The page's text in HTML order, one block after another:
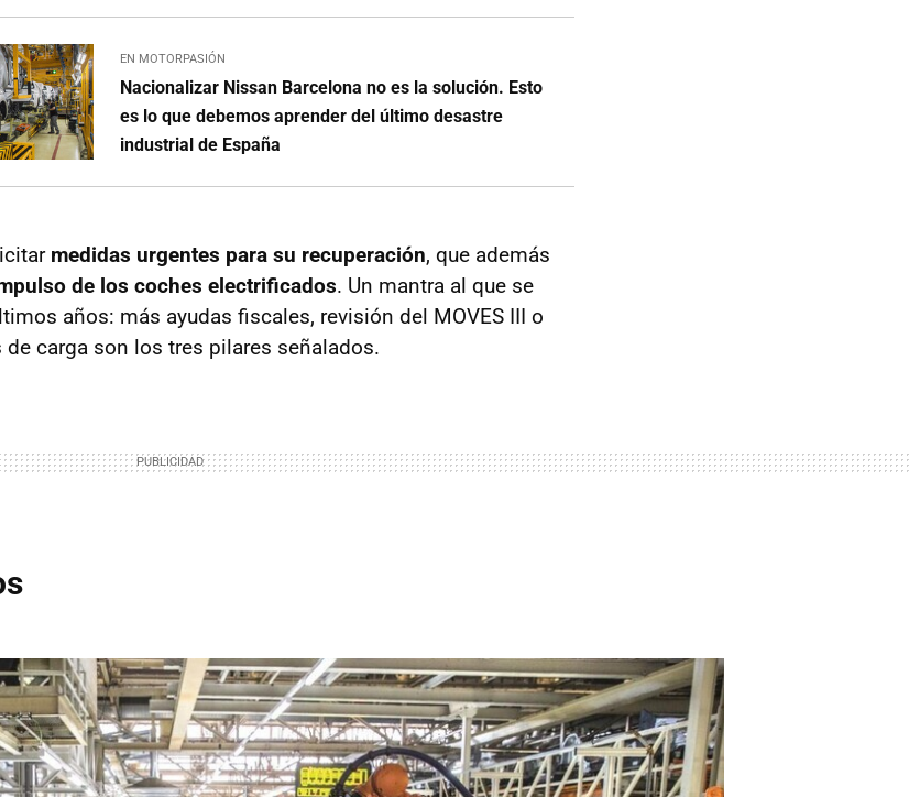
EN MOTORPASIÓN
Nacionalizar Nissan Barcelona no es la solución. Esto
es lo que debemos aprender del último desastre
industrial de España
medidas urgentes para su recuperación, que además
de los coches electrificados. Un mantra al que se
años: más ayudas fiscales, revisión del MOVES III o
carga son los tres pilares señalados.